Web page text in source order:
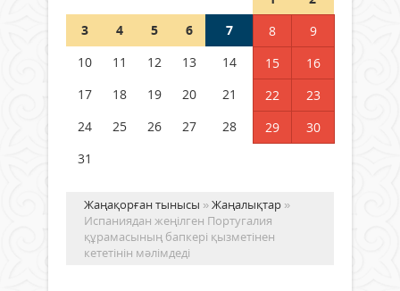
Германия аптап ыстыққа
бастады
04 тамыз 2026 ж.
3
4 5 6 7 8
9
10
11 12 13 14 15
16
17
18 19 20 21 22
23
24
25 26 27 28 29
30
31
Жаңақорған тынысы »Жаңалықтар »
Испаниядан жеңілген Португалия
құрамасының бапкері қызметінен
кететінін мәлімдеді